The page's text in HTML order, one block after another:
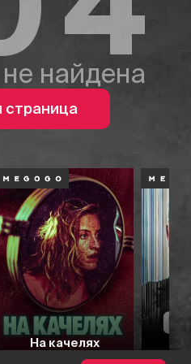
найдена
страница
На качелях